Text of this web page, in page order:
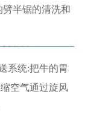
劈半锯的清洗和
系统:把牛的胃
空气通过旋风